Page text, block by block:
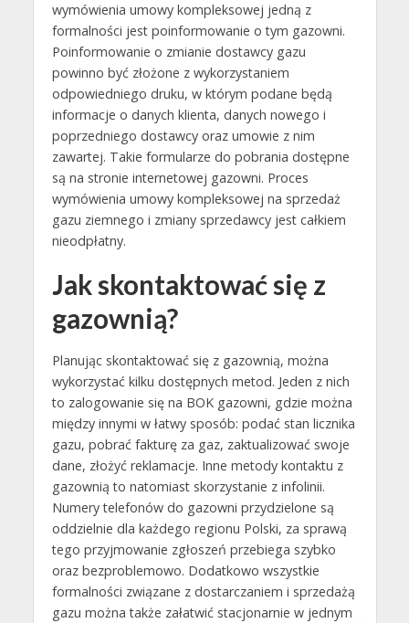
wymówienia umowy kompleksowej jedną z
formalności jest poinformowanie o tym gazowni.
Poinformowanie o zmianie dostawcy gazu
powinno być złożone z wykorzystaniem
odpowiedniego druku, w którym podane będą
informacje o danych klienta, danych nowego i
poprzedniego dostawcy oraz umowie z nim
zawartej. Takie formularze do pobrania dostępne
są na stronie internetowej gazowni. Proces
wymówienia umowy kompleksowej na sprzedaż
gazu ziemnego i zmiany sprzedawcy jest całkiem
nieodpłatny.
Jak skontaktować się z
gazownią?
Planując skontaktować się z gazownią, można
wykorzystać kilku dostępnych metod. Jeden z nich
to zalogowanie się na BOK gazowni, gdzie można
między innymi w łatwy sposób: podać stan licznika
gazu, pobrać fakturę za gaz, zaktualizować swoje
dane, złożyć reklamacje. Inne metody kontaktu z
gazownią to natomiast skorzystanie z infolinii.
Numery telefonów do gazowni przydzielone są
oddzielnie dla każdego regionu Polski, za sprawą
tego przyjmowanie zgłoszeń przebiega szybko
oraz bezproblemowo. Dodatkowo wszystkie
formalności związane z dostarczaniem i sprzedażą
gazu można także załatwić stacjonarnie w jednym